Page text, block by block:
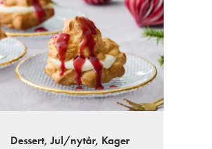
Dessert, Jul/nytår, Kager